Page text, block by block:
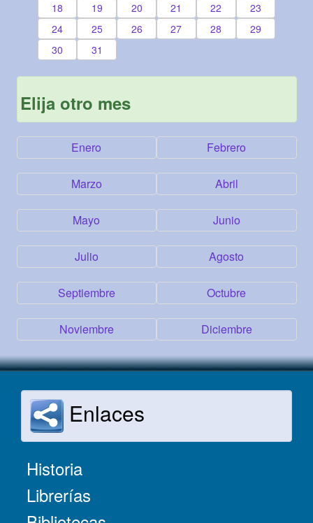
18
19 20 21 22
23
24
25 26 27 28
29
30
31
Elija otro mes
Enero Febrero
Marzo Abril
Mayo Junio
Julio Agosto
Septiembre Octubre
Noviembre Diciembre
Enlaces
Historia
Librerías